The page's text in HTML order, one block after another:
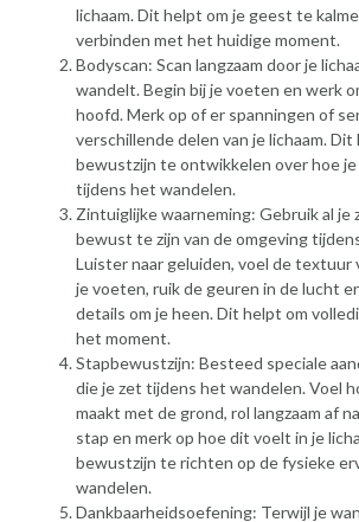
lichaam. Dit helpt om je geest te
verbinden met het huidige moment.
Bodyscan: Scan langzaam door je
wandelt. Begin bij je voeten en werk
hoofd. Merk op of er spanningen of
verschillende delen van je lichaam. Dit
bewustzijn te ontwikkelen over hoe je
tijdens het wandelen.
Zintuiglijke waarneming: Gebruik al je
bewust te zijn van de omgeving
Luister naar geluiden, voel de textuur
je voeten, ruik de geuren in de lucht
details om je heen. Dit helpt om
het moment.
Stapbewustzijn: Besteed speciale
die je zet tijdens het wandelen. Voel
maakt met de grond, rol langzaam af
stap en merk op hoe dit voelt in je
bewustzijn te richten op de fysieke
wandelen.
Dankbaarheidsoefening: Terwijl je